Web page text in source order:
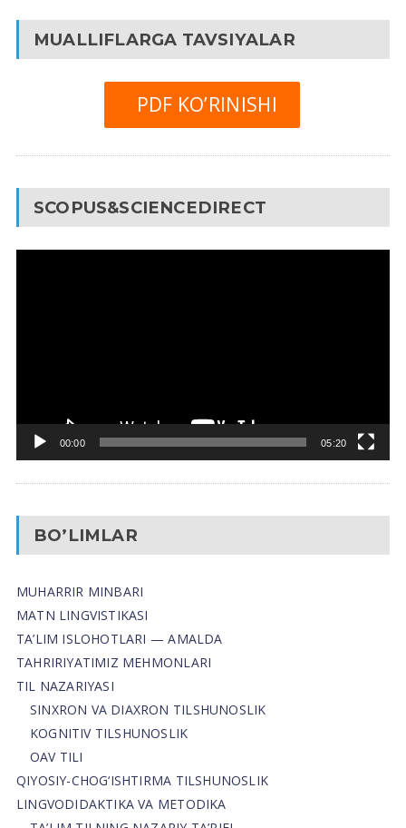
MUALLIFLARGA TAVSIYALAR
PDF KO’RINISHI
SCOPUS&SCIENCEDIRECT
00:00 05:20
BO’LIMLAR
MUHARRIR MINBARI
MATN LINGVISTIKASI
TA’LIM ISLOHOTLARI — AMALDA
TAHRIRIYATIMIZ MEHMONLARI
TIL NAZARIYASI
SINXRON VA DIAXRON TILSHUNOSLIK
KOGNITIV TILSHUNOSLIK
OAV TILI
QIYOSIY-CHOG‘ISHTIRMA TILSHUNOSLIK
LINGVODIDAKTIKA VA METODIKA